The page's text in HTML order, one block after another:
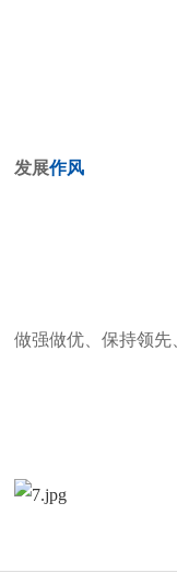
发展作风
做强做优、保持领先